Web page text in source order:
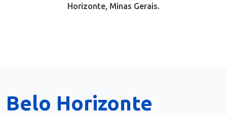
Horizonte, Minas Gerais.
Belo Horizonte